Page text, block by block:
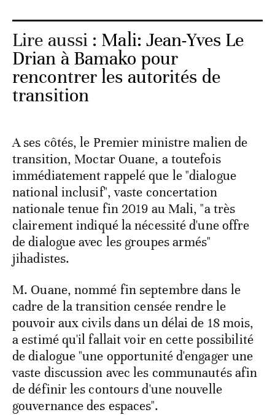
Lire aussi : Mali: Jean-Yves Le
Drian à Bamako pour
rencontrer les autorités de
transition
A ses côtés, le Premier ministre malien de
transition, Moctar Ouane, a toutefois
immédiatement rappelé que le "dialogue
national inclusif", vaste concertation
nationale tenue fin 2019 au Mali, "a très
clairement indiqué la nécessité d'une offre
de dialogue avec les groupes armés"
jihadistes.
M. Ouane, nommé fin septembre dans le
cadre de la transition censée rendre le
pouvoir aux civils dans un délai de 18 mois,
a estimé qu'il fallait voir en cette possibilité
de dialogue "une opportunité d'engager une
vaste discussion avec les communautés afin
de définir les contours d'une nouvelle
gouvernance des espaces".